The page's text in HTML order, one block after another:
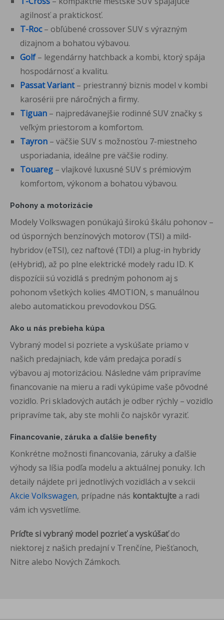
agilnosť a praktickosť.
T-Roc– obľúbené crossover SUV s výrazným
dizajnom a bohatou výbavou.
Golf– legendárny hatchback a kombi, ktorý spája
hospodárnosť a kvalitu.
PassatVariant– priestranný biznis model v kombi
karosérii pre náročných a firmy.
Tiguan – najpredávanejšie rodinné SUV značky s
veľkým priestorom a komfortom.
Tayron – väčšie SUV s možnosťou 7-miestneho
usporiadania, ideálne pre väčšie rodiny.
Touareg – vlajkové luxusné SUV s prémiovým
komfortom, výkonom a bohatou výbavou.
Pohony a motorizácie
Modely Volkswagen ponúkajú širokú škálu pohonov –
od úsporných benzínových motorov (TSI) a mild-
hybridov (eTSI), cez naftové (TDI) a plug-in hybridy
(eHybrid), až po plne elektrické modely radu ID. K
dispozícii sú vozidlá s predným pohonom aj s
pohonom všetkých kolies 4MOTION, s manuálnou
alebo automatickou prevodovkou DSG.
Ako u nás prebieha kúpa
Vybraný model si pozriete a vyskúšate priamo v
našich predajniach, kde vám predajca poradí s
výbavou aj motorizáciou. Následne vám pripravíme
financovanie na mieru a radi vykúpime vaše pôvodné
vozidlo. Pri skladových autách je odber rýchly – vozidlo
pripravíme tak, aby ste mohli čo najskôr vyraziť.
Financovanie, záruka a ďalšie benefity
Konkrétne možnosti financovania, záruky a ďalšie
výhody sa líšia podľa modelu a aktuálnej ponuky. Ich
detaily nájdete pri jednotlivých vozidlách a v sekcii
Akcie Volkswagen, prípadne nás kontaktujte a radi
vám ich vysvetlíme.
Príďte si vybraný model pozrieť a vyskúšaťdo
niektorej z našich predajní v Trenčíne, Piešťanoch,
Nitre alebo Nových Zámkoch.